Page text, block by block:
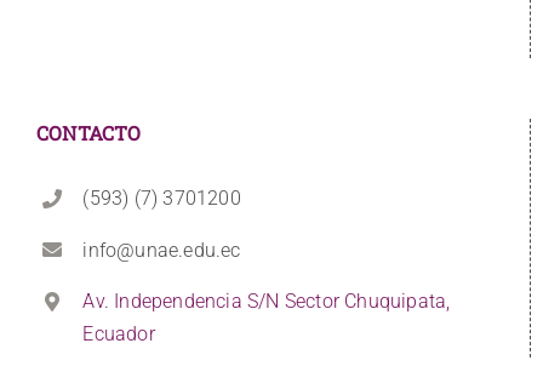
CONTACTO
(593) (7) 3701200
info@unae.edu.ec
Av. Independencia S/N Sector Chuquipata,
Ecuador